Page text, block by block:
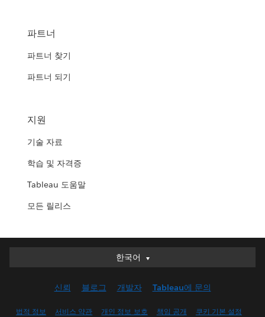
파트너
파트너 찾기
파트너 되기
지원
기술 자료
학습 및 자격증
Tableau 도움말
모든 릴리스
한국어
한국어
English (UK)
신뢰 블로그 개발자 Tableau에 문의
법적 정보 서비스 약관 개인 정보 보호 책임 공개 쿠키 기본 설정